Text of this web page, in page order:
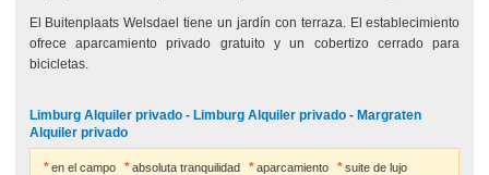
El Buitenplaats Welsdael tiene un jardín con terraza. El establecimiento
ofrece aparcamiento privado gratuito y un cobertizo cerrado para
bicicletas.
Limburg Alquiler privado - Limburg Alquiler privado - Margraten
Alquiler privado
en el campo absoluta tranquilidad aparcamiento
suite de lujo